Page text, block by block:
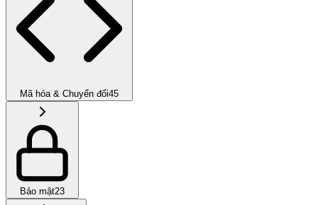
Mã hóa & Chuyển đổi45
Bảo mật23